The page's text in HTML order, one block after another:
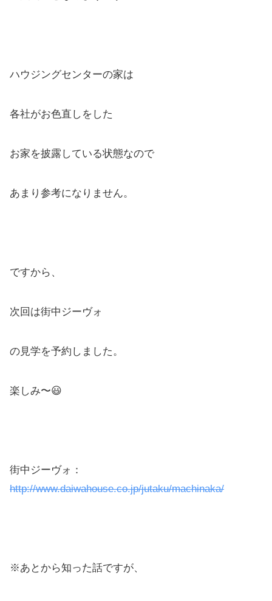
ハウジングセンターの家は
各社がお色直しをした
お家を披露している状態なので
あまり参考になりません。
ですから、
次回は街中ジーヴォ
の見学を予約しました。
楽しみ〜😃
街中ジーヴォ：
http://www.daiwahouse.co.jp/jutaku/machinaka/
※あとから知った話ですが、